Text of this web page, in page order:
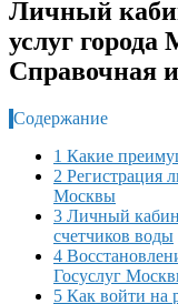
Личный
услуг
Справочная
Содержание
1 Какие
2 Регистрация
Москвы
3 Личный
счетчиков воды
4
Госуслуг
5 Как войти на